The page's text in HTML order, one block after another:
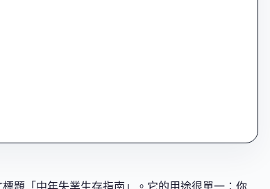
題「中年失業生存指南」。它的用途很單一：你